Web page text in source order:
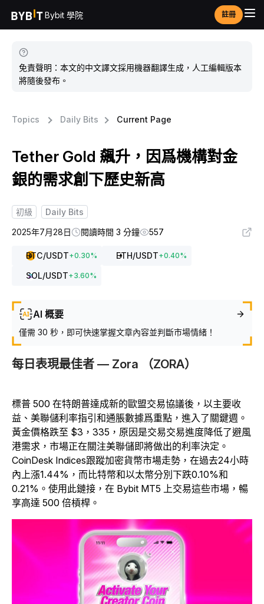
Bybit 學院 註冊
免責聲明：本文的中文譯文採用機器翻譯生成，人工編輯版本
將隨後發布。
Topics Daily Bits Current Page
Tether Gold 飆升，因爲機構對金
銀的需求創下歷史新高
初級
Daily Bits
2025年7月28日
閱讀時間 3 分鐘 557
BTC/USDT+0.30% ETH/USDT+0.40%
SOL/USDT+3.60%
AI 概要
僅需 30 秒，即可快速掌握文章內容並判斷市場情緒！
每日表現最佳者 — Zora （ZORA）
標普 500 在特朗普達成新的歐盟交易協議後，以主要收
益、美聯儲利率指引和通脹數據爲重點，進入了關鍵週。
黃金價格跌至 $3，335，原因是交易交易進度降低了避風
港需求，市場正在關注美聯儲即將做出的利率決定。
CoinDesk Indices跟蹤加密貨幣市場走勢，在過去24小時
內上漲1.44%，而比特幣和以太幣分別下跌0.10%和
0.21%。使用此鏈接，在 Bybit MT5 上交易這些市場，暢
享高達 500 倍槓桿。